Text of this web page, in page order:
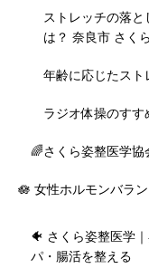
ストレッチの落
は？ 奈良市 さく
年齢に応じたスト
ラジオ体操のすす
🌈さくら姿整医学協
🪷 女性ホルモンバラ
🐠 さくら姿整医学
パ・腸活を整える